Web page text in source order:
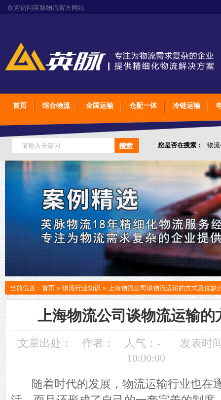
欢迎访问英脉物流官方网站
首页 综合物流 全国运输 仓配一体 冷链运输
您是否在搜索： 物
仓储综合专业定制物
当前位置： 首页 » 物流行业知识 » 上海物流公司谈物流运输的方式及优缺
上海物流公司谈物流运输的
文章出处： 作者： 人气： -
发表时
10:00:00
随着时代的发展，物流运输行业也在